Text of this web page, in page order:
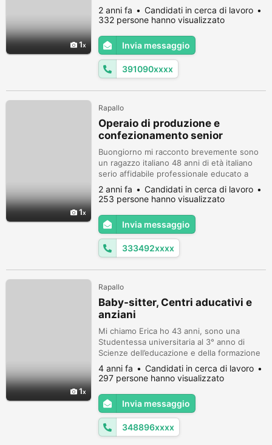
1
giorno. Stessi orari per pulizie.
2 anni fa
Candidati in cerca di lavoro
332 persone hanno visualizzato
Invia messaggio
391090xxxx
1
Rapallo
Operaio di produzione e
confezionamento senior
Buongiorno mi racconto brevemente sono
un ragazzo italiano 48 anni di età italiano
serio affidabile professionale educato a
modo con 23 anni di esperienza in aziende
su impianti di produzione per prodotti
igienico farmaceutico cosmetici
cartotecnica Le mie competenze all'interno
della azienda erano di capo operatore di
linea di produzione addetto all'avviame...
2 anni fa
Candidati in cerca di lavoro
253 persone hanno visualizzato
Invia messaggio
333492xxxx
1
Rapallo
Baby-sitter, Centri aducativi e
anziani
Mi chiamo Erica ho 43 anni, sono una
Studentessa universitaria al 3° anno di
Scienze dell’educazione e della formazione
L-19 presso l’Università degli Studi
Guglielmo Marconi (Formazione a distanza),
sono automunita e ho maturato diverse
esperienze come baby sitter: Da 07/2014 a
Oggi, il martedì e giovedì dalle 15,45 alle
20,00 sto tenendo presso una famigli...
4 anni fa
Candidati in cerca di lavoro
297 persone hanno visualizzato
Invia messaggio
348896xxxx